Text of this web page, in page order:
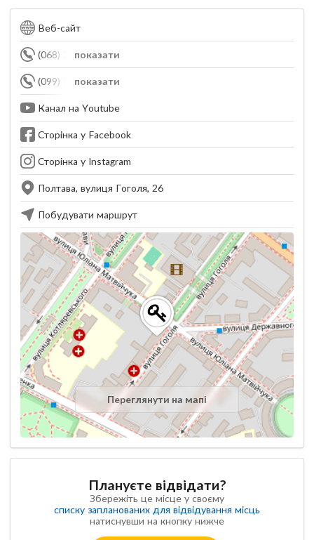
Веб-сайт
показати
(068) 262-96-41
показати
(099) 782-98-88
Канал на Youtube
Сторінка у Facebook
Сторінка у Instagram
Полтава, вулиця Гоголя, 26
Побудувати маршрут
Переглянути на мапі
Плануєте відвідати?
Збережіть це місце у своєму
списку запланованих для відвідування місць
натиснувши на кнопку нижче